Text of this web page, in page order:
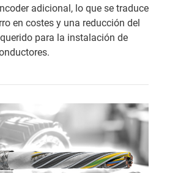
adicional, lo que se traduce
en costes y una reducción del
para la instalación de